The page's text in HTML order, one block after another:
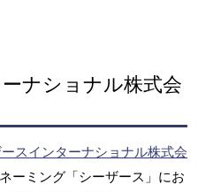
ナショナル株式会
スインターナショナル株式会
ーミング「シーザース」にお